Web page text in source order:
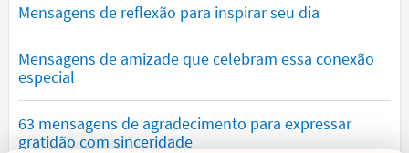
Mensagens de reflexão para inspirar seu dia
Mensagens de amizade que celebram essa conexão
especial
63 mensagens de agradecimento para expressar
gratidão com sinceridade